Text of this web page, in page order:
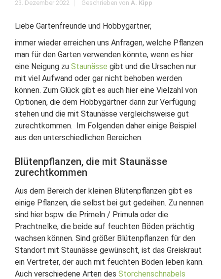
23. Dezember 2022 Geschrieben von A. Kipp
Liebe Gartenfreunde und Hobbygärtner,
immer wieder erreichen uns Anfragen, welche Pflanzen
man für den Garten verwenden könnte, wenn es hier
eine Neigung zu Staunässe gibt und die Ursachen nur
mit viel Aufwand oder gar nicht behoben werden
können. Zum Glück gibt es auch hier eine Vielzahl von
Optionen, die dem Hobbygärtner dann zur Verfügung
stehen und die mit Staunässe vergleichsweise gut
zurechtkommen. Im Folgenden daher einige Beispiel
aus den unterschiedlichen Bereichen.
Blütenpflanzen, die mit Staunässe
zurechtkommen
Aus dem Bereich der kleinen Blütenpflanzen gibt es
einige Pflanzen, die selbst bei gut gedeihen. Zu nennen
sind hier bspw. die Primeln / Primula oder die
Prachtnelke, die beide auf feuchten Böden prächtig
wachsen können. Sind größer Blütenpflanzen für den
Standort mit Staunässe gewünscht, ist das Greiskraut
ein Vertreter, der auch mit feuchten Böden leben kann.
Auch verschiedene Arten des Storchenschnabels